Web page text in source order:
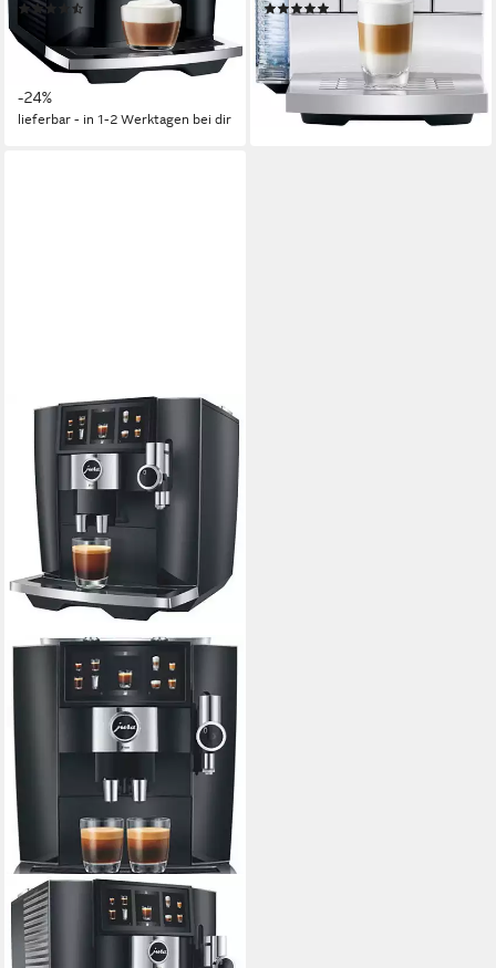
679,00 € UVP 899,00 €
nur bis Dienstag
19,71 €mtl. in 48 Raten
-24%
lieferbar - in 1-2 Werktagen bei dir
(68)
1.799,00 € UVP2.299,00 €
52,23 €
mtl. in 48 Raten
-22%
lieferbar - in 1-2 Werktagen bei dir
JURA
Kaffeevollautomat 15561 J8
twin Diamond Black (EA)